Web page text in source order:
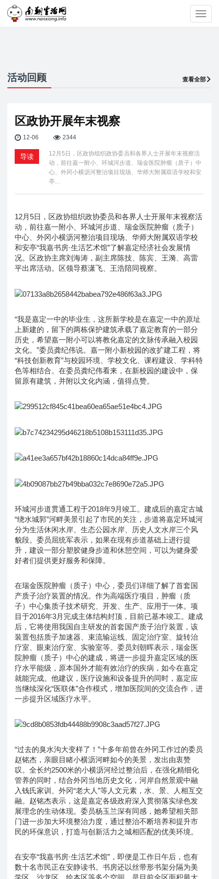
活动回顾 查看全部
区政协开展年末视察
12-06 2344
导读
12月5日，区政协组织政协委员和各界人士开展年末视察活
动，前往嘉一附小、环城河步道、瑞金医院肿瘤（质子）中
心、外冈小横沥河整治项目现场、华师大附属双语学校和安
亭…
12月5日，区政协组织政协委员和各界人士开展年末视察活
动，前往嘉一附小、环城河步道、瑞金医院肿瘤（质子）
中心、外冈小横沥河整治项目现场、华师大附属双语学校
和安亭“我嘉书房·生活艺术馆”了解嘉定经济社会发展情
况。区政协主席刘海涛，副主席陈技、陈宾、王漪、高雷
平出席活动。区领导蔡潇飞、王浩陪同视察。
“我是嘉定一中的毕业生，这所新学校是在嘉定一中的原址
上新建的，留下的两栋保护建筑承载了嘉定教育的一部分
历史，希望嘉一附小可以将教化嘉定的文脉传承融入校园
文化。”委员龚纪伟说。嘉一附小新校园的改扩建工程，将
“科技创新教育”与校园环境、学校文化、课程建设、学科特
色等相结合。在委员龚纪伟看来，在新校园的建设中，保
留原有建筑，并附以文化内涵，值得点赞。
环城河步道贯通工程于2018年9月竣工。建成后的嘉定古城
“绕水城郭”河畔美景引起了市民的关注，步道将嘉定环城河
分为生活休闲水岸、生态公园水岸、历史人文水岸三个风
貌段。委员屈统军表示，如果在现有步道基础上进行提
升，建设一部分塑胶健身步道和休憩空间，可以为健身爱
好者们提供更好服务和保障。
在瑞金医院肿瘤（质子）中心，委员们详细了解了首套国
产质子治疗装置的情况。作为高端医疗项目，肿瘤（质
子）中心集质子技术研究、开发、生产、应用于一体。项
目于2016年3月完成主体结构封顶，目前已基本竣工。建成
后，它将使用我国自主研发的首套国产质子治疗装置，该
装置包括质子加速器、束流输运线、固定治疗室、旋转治
疗室、眼束治疗室、实验室等。委员刘朝晖表示，瑞金医
院肿瘤（质子）中心的建成，将进一步提升嘉定区域的医
疗水平能级，原本国外才能有效治疗的疾病，如今在嘉定
就能完成。他建议，医疗设施和设备提升的同时，嘉定应
当继续深化“医联体”合作模式，增加医院间的交流合作，进
一步提升区域医疗水平。
“过去的臭水沟大变样了！”十多年前曾在外冈工作过的委员
赵铭杰，亲眼目睹小横沥河畔如今的美景，发出由衷赞
叹。全长约2500米的小横沥河经过整治后，在强化精细化
管养的同时，结合外冈当地历史文化，河岸自然景观中融
入钱氏家训、外冈“老大人”等人文元素，水、景、人相互交
融。赵铭杰表示，这是嘉定各级政府深入贯彻落实绿色发
展理念的生动体现。委员杨玉兰深有同感，她希望相关部
门进一步加大环境整治力度，通过整治不断培养和提升市
民的环保意识，打造与创新活力之城相匹配的优美环境。
在安亭“我嘉书房·生活艺术馆”，即便是工作日午后，也有
数十名市民正在安静读书。书房还以丝带形书架分隔为美